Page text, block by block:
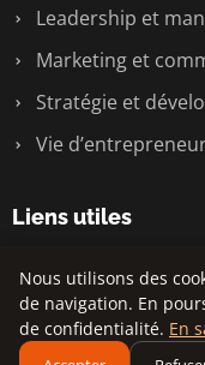
Leadership et
Marketing et
Stratégie et
Vie
Liens utiles
Contact
Nous utilisons des
de navigation. En
de confidentialité. En